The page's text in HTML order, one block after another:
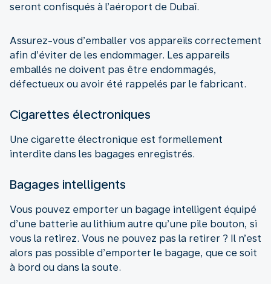
seront confisqués à l’aéroport de Dubaï.
Assurez-vous d’emballer vos appareils correctement
afin d’éviter de les endommager. Les appareils
emballés ne doivent pas être endommagés,
défectueux ou avoir été rappelés par le fabricant.
Cigarettes électroniques
Une cigarette électronique est formellement
interdite dans les bagages enregistrés.
Bagages intelligents
Vous pouvez emporter un bagage intelligent équipé
d’une batterie au lithium autre qu’une pile bouton, si
vous la retirez. Vous ne pouvez pas la retirer ? Il n’est
alors pas possible d’emporter le bagage, que ce soit
à bord ou dans la soute.